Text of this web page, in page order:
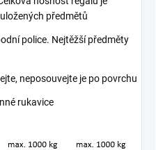
předmětů
police. Nejtěžší předměty
neposouvejte je po povrchu
rukavice